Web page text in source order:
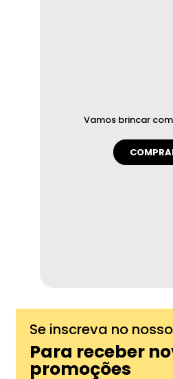
Vamos brincar
Se inscreva no
Para receber
promoções